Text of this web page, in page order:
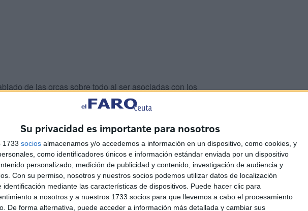
Su privacidad es importante para nosotros
1733 socios almacenamos y/o accedemos a información en un dispositivo, como cookies, y
como identificadores únicos e información estándar enviada por un dispositivo
personalizado, medición de publicidad y contenido, investigación de audiencia y
Con su permiso, nosotros y nuestros socios podemos utilizar datos de localización
identificación mediante las características de dispositivos. Puede hacer clic para
a nosotros y a nuestros 1733 socios para que llevemos a cabo el procesamiento
De forma alternativa, puede acceder a información más detallada y cambiar sus
de las orcas sobre todo al ser asociadas con los
de Gibraltar. Son “juegos” de estas especies que han
mucho mayor.